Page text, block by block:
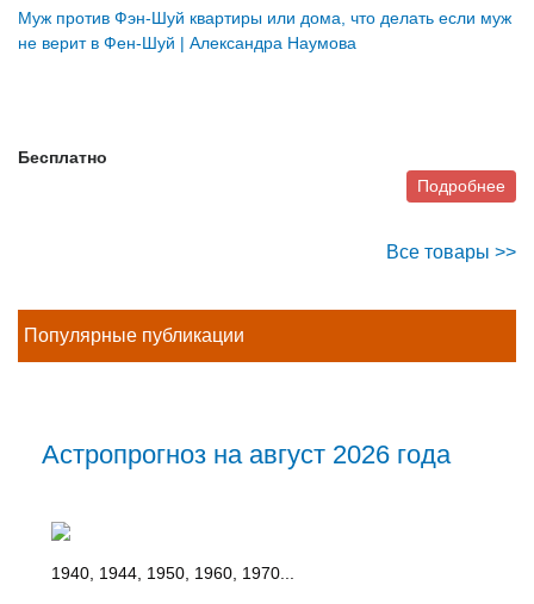
Муж против Фэн-Шуй квартиры или дома, что делать если муж
не верит в Фен-Шуй | Александра Наумова
Бесплатно
Подробнее
Все товары >>
Популярные публикации
Астропрогноз на август 2026 года
1940, 1944, 1950, 1960, 1970...